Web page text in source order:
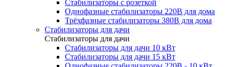
Стабилизаторы с розеткой
Однофазные стабилизаторы 220В для дома
Трёхфазные стабилизаторы 380В для дома
Стабилизаторы для дачи
Стабилизаторы для дачи
Стабилизаторы для дачи 10 кВт
Стабилизаторы для дачи 15 кВт